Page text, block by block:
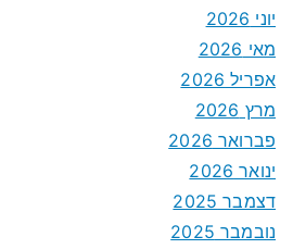
יוני 2026
מאי 2026
אפריל 2026
מרץ 2026
פברואר 2026
ינואר 2026
דצמבר 2025
נובמבר 2025